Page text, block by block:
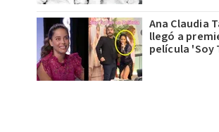
Ana Claudia
llegó a
película 'Soy